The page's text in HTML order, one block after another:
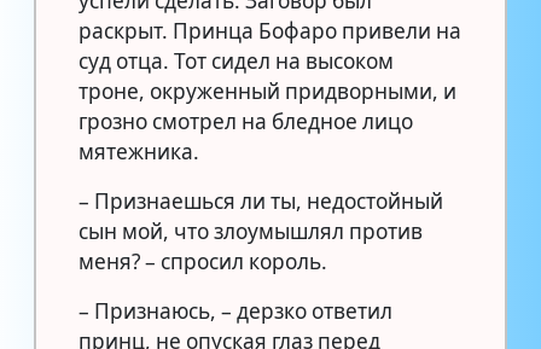
раскрыт. Принца Бофаро привели на
суд отца. Тот сидел на высоком
троне, окруженный придворными, и
грозно смотрел на бледное лицо
мятежника.
– Признаешься ли ты, недостойный
сын мой, что злоумышлял против
меня? – спросил король.
– Признаюсь, – дерзко ответил
принц, не опуская глаз перед